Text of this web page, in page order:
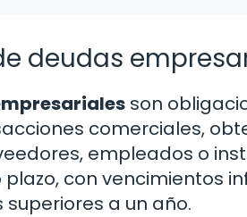
deudas
son
comerciales,
empleados o
con vencimientos
a un año.